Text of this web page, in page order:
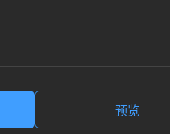
预览